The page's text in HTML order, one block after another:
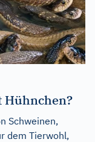
Hühnchen?
Schweinen,
dem Tierwohl,